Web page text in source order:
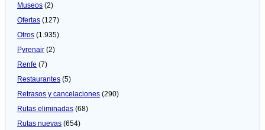
Museos (2)
Ofertas (127)
Otros (1.935)
Pyrenair (2)
Renfe (7)
Restaurantes (5)
Retrasos y cancelaciones (290)
Rutas eliminadas (68)
Rutas nuevas (654)